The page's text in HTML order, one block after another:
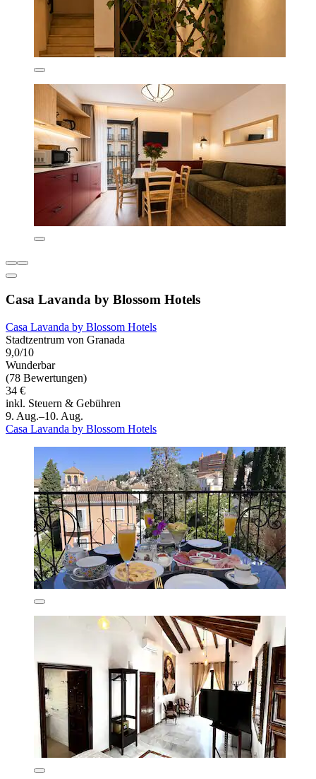
Casa Lavanda by Blossom Hotels
Casa Lavanda by Blossom Hotels
Stadtzentrum von Granada
9,0/10
Wunderbar
(78 Bewertungen)
34 €
inkl. Steuern & Gebühren
9. Aug.–10. Aug.
Casa Lavanda by Blossom Hotels